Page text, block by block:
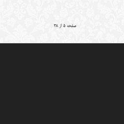
صفحه 5 از 38